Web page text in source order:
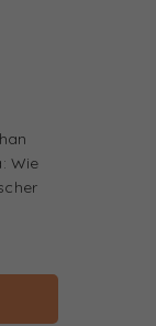
Wie